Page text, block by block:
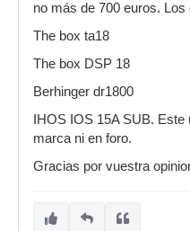
no más de 700 euros.
The box ta18
The box DSP 18
Berhinger dr1800
IHOS IOS 15A SUB.
marca ni en foro.
Gracias por vuestra